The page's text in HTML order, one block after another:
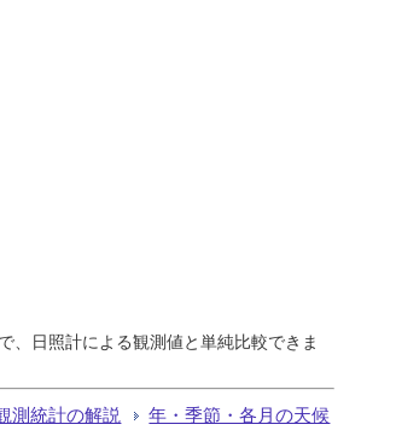
、日照計による観測値と単純比較できま
測統計の解説 年・季節・各月の天候